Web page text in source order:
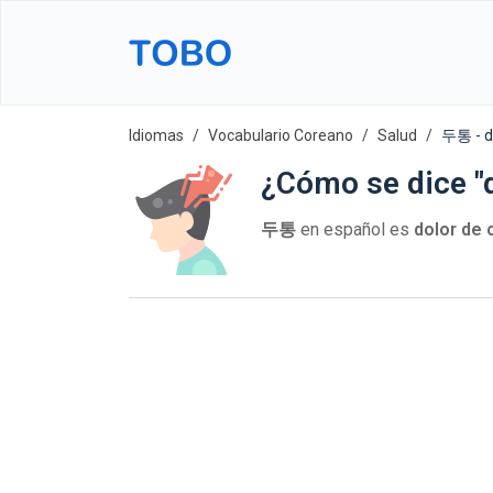
Idiomas Vocabulario Coreano Salud 두통 -
¿Cómo se dice
두통 en español es dolor de